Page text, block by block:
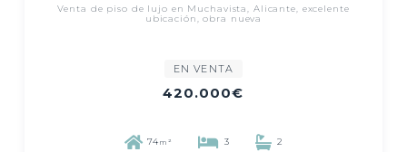
Venta de piso de lujo en Muchavista, Alicante, excelente
ubicación, obra nueva
EN VENTA
420.000€
74 m² 3 2